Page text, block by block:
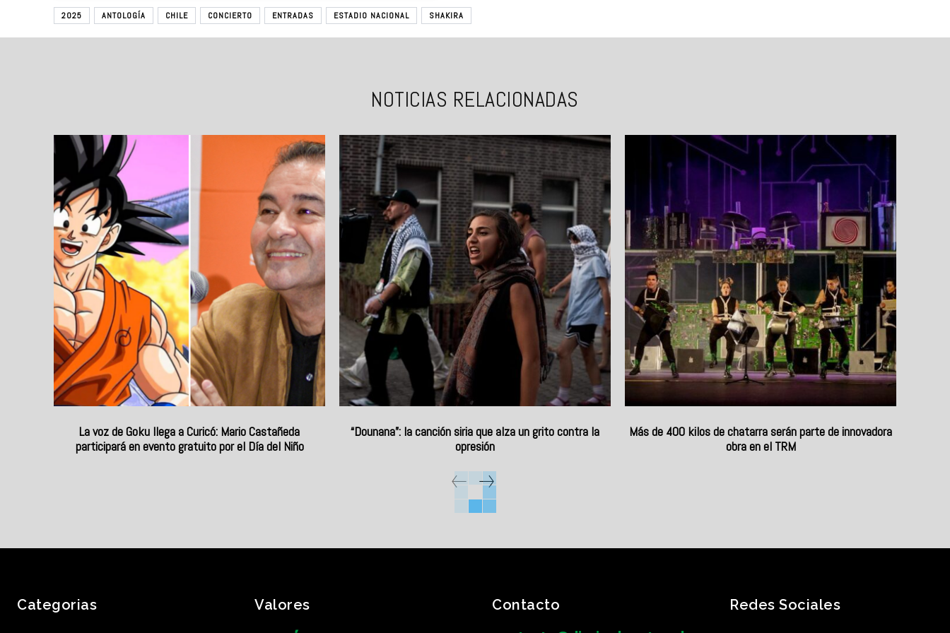
2025 ANTOLOGÍA CHILE CONCIERTO ENTRADAS ESTADIO NACIONAL SHAKIRA
NOTICIAS RELACIONADAS
La voz de Goku llega a Curicó: Mario Castañeda
participará en evento gratuito por el Día del Niño
“Dounana”: la canción siria que alza un grito contra la
opresión
Más de 400 kilos de chatarra serán parte de innovadora
obra en el TRM
Categorias Valores Contacto Redes Sociales